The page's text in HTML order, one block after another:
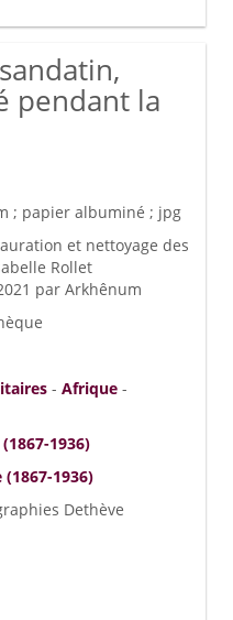
pendant la
; papier albuminé ; jpg
et nettoyage des
Rollet
par Arkhênum
- Afrique -
(1867-1936)
(1867-1936)
Dethève